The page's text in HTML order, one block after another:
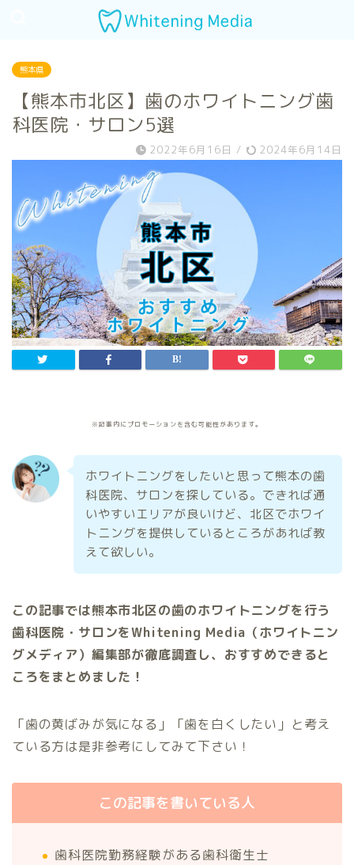
熊本県
【熊本市北区】歯のホワイトニング歯
科医院・サロン5選
2022年6月16日 / 2024年6月14日
※記事内にプロモーションを含む可能性があります。
ホワイトニングをしたいと思って熊本の歯
科医院、サロンを探している。できれば通
いやすいエリアが良いけど、北区でホワイ
トニングを提供しているところがあれば教
えて欲しい。
この記事では熊本市北区の歯のホワイトニングを行う
歯科医院・サロンをWhitening Media（ホワイトニン
グメディア）編集部が徹底調査し、おすすめできると
ころをまとめました！
「歯の黄ばみが気になる」「歯を白くしたい」と考え
ている方は是非参考にしてみて下さい！
この記事を書いている人
歯科医院勤務経験がある歯科衛生士